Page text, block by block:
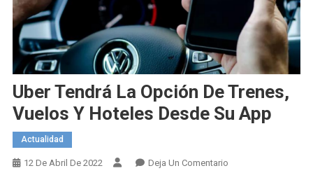
Uber Tendrá La Opción De Trenes,
Vuelos Y Hoteles Desde Su App
Actualidad
12 De Abril De 2022 Deja Un ComentarioEn